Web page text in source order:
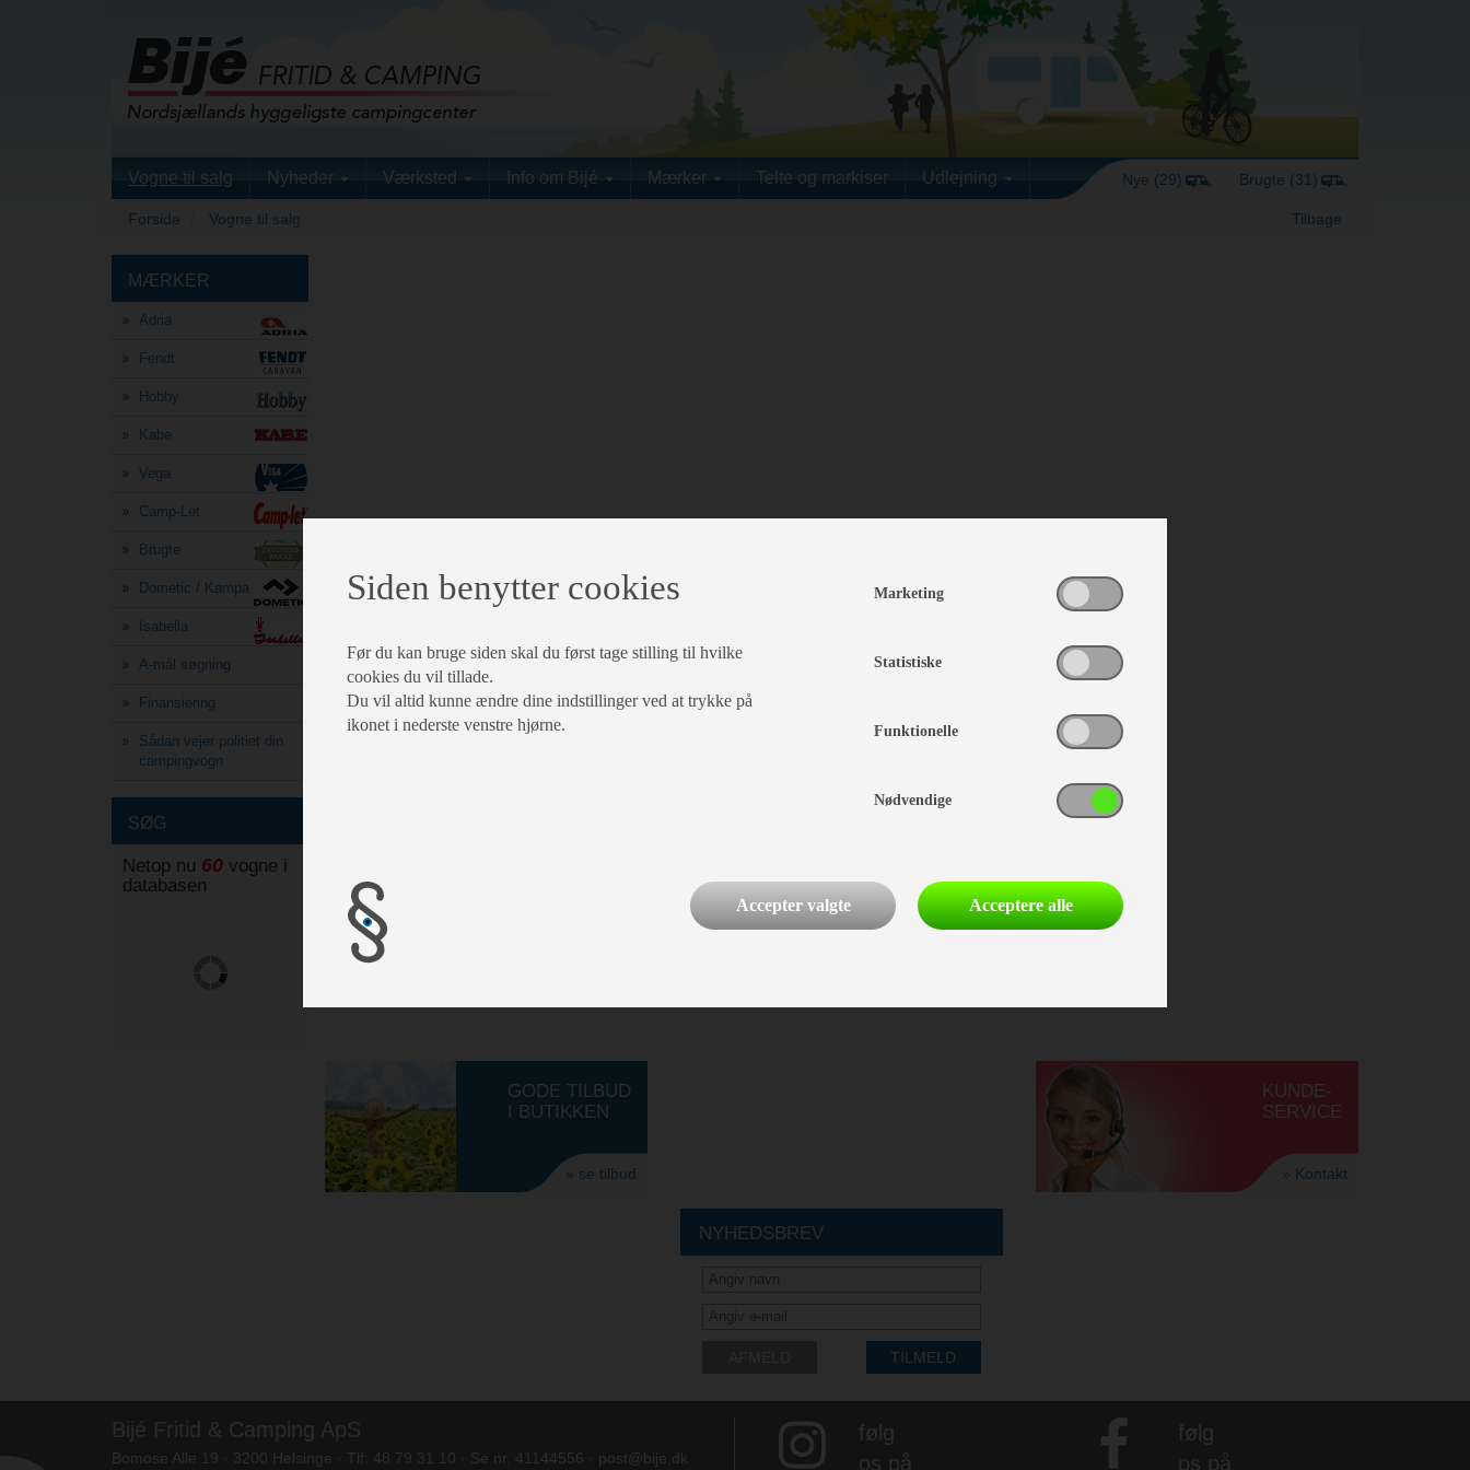
Vogne til salg Nyheder Værksted Info om Bijé Mærker Telte og markiser Udlejning Nye (29) Brugte (31)
Forside Vogne til salg Tilbage
MÆRKER
Adria
Fendt
Hobby
Kabe
Vega
Camp-Let
Brugte
Dometic / Kampa
Isabella
A-mål søgning
Finansiering
Sådan vejer politiet din
campingvogn
SØG
Netop nu 60 vogne i
databasen
GODE TILBUD
I BUTIKKEN
» se tilbud
KUNDE-
SERVICE
» Kontakt
NYHEDSBREV
TILMELD
Bijé Fritid & Camping ApS
Bomose Alle 19 · 3200 Helsinge · Tlf: 48 79 31 10 · Se nr. 41144556 · post@bije.dk
følg
os på
følg
os på
Siden benytter cookies
Før du kan bruge siden skal du først tage stilling til hvilke
cookies du vil tillade.
Du vil altid kunne ændre dine indstillinger ved at trykke på
ikonet i nederste venstre hjørne.
Marketing
Statistiske
Funktionelle
Nødvendige
Accepter valgte Acceptere alle